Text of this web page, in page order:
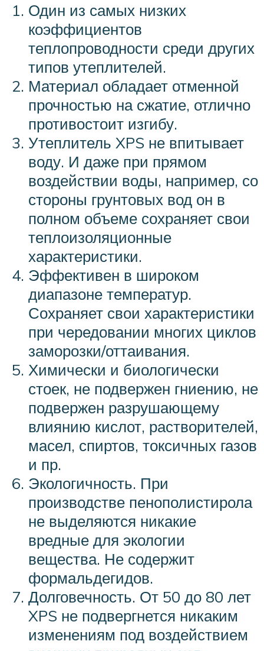
Один из самых низких
коэффициентов
теплопроводности среди других
типов утеплителей.
Материал обладает отменной
прочностью на сжатие, отлично
противостоит изгибу.
Утеплитель XPS не впитывает
воду. И даже при прямом
воздействии воды, например, со
стороны грунтовых вод он в
полном объеме сохраняет свои
теплоизоляционные
характеристики.
Эффективен в широком
диапазоне температур.
Сохраняет свои характеристики
при чередовании многих циклов
заморозки/оттаивания.
Химически и биологически
стоек, не подвержен гниению, не
подвержен разрушающему
влиянию кислот, растворителей,
масел, спиртов, токсичных газов
и пр.
Экологичность. При
производстве пенополистирола
не выделяются никакие
вредные для экологии
вещества. Не содержит
формальдегидов.
Долговечность. От 50 до 80 лет
XPS не подвергнется никаким
изменениям под воздействием